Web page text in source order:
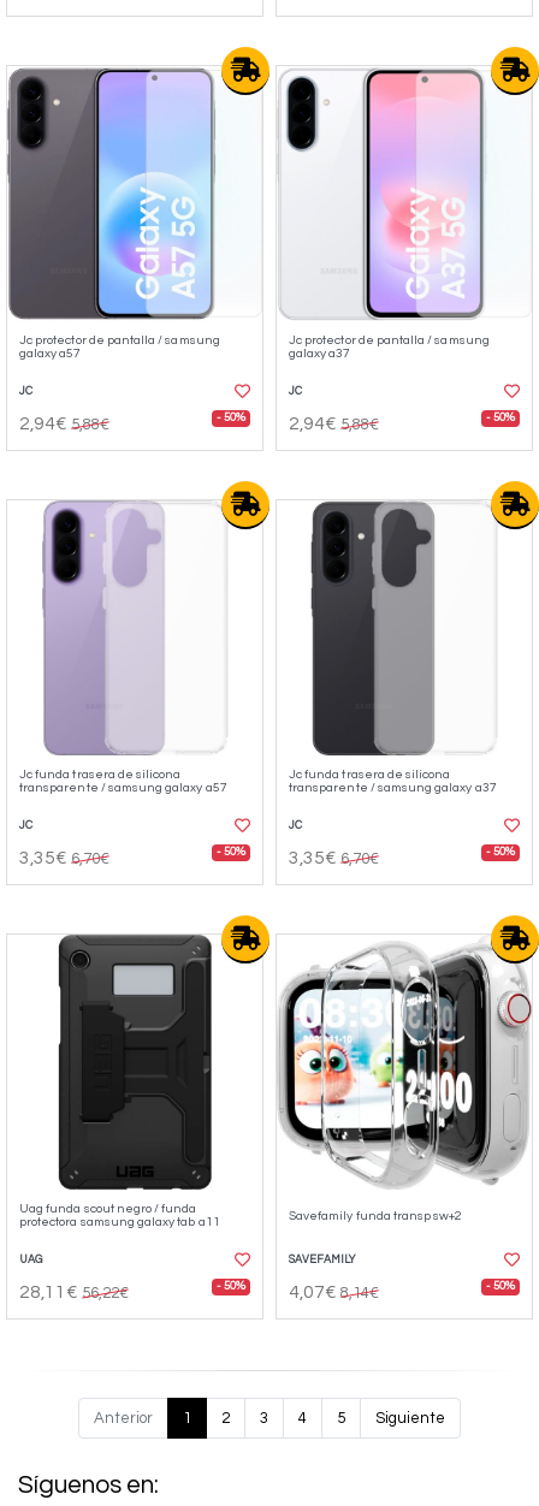
Jc protector de pantalla / samsung
galaxy a57
JC
2,94€ 5,88€ - 50%
Jc protector de pantalla / samsung
galaxy a37
JC
2,94€ 5,88€ - 50%
Jc funda trasera de silicona
transparente / samsung galaxy a57
JC
3,35€ 6,70€ - 50%
Jc funda trasera de silicona
transparente / samsung galaxy a37
JC
3,35€ 6,70€ - 50%
Uag funda scout negro / funda
protectora samsung galaxy tab a11
UAG
28,11€ 56,22€ - 50%
Savefamily funda transp sw+2
SAVEFAMILY
4,07€ 8,14€ - 50%
Anterior 1 2 3 4 5 Siguiente
Síguenos en: